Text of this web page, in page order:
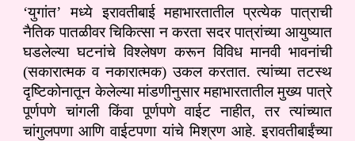
‘युगांत’ मध्ये इरावतीबाई महाभारतातील प्रत्येक पात्राची
नैतिक पातळीवर चिकित्सा न करता सदर पात्रांच्या आयुष्यात
घडलेल्या घटनांचे विश्लेषण करून विविध मानवी भावनांची
(सकारात्मक व नकारात्मक) उकल करतात. त्यांच्या तटस्थ
दृष्टिकोनातून केलेल्या मांडणीनुसार महाभारतातील मुख्य पात्रे
पूर्णपणे चांगली किंवा पूर्णपणे वाईट नाहीत, तर त्यांच्यात
चांगुलपणा आणि वाईटपणा यांचे मिश्रण आहे. इरावतीबाईंच्या